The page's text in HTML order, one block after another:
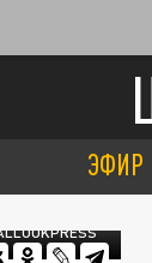
ЭФИР